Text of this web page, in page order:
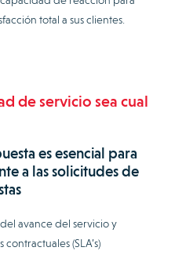
total a sus clientes.
de servicio sea cual
es esencial para
a las solicitudes de
avance del servicio y
(SLA’s)